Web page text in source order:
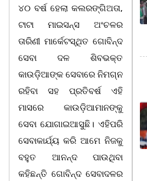
୪୦ ବର୍ଷ ହେଲା କଲରଙ୍ଗିଅତା,
ଟାଟା ମାଇସନ୍ସ ଅଂଚଳର
ତାରିଣୀ ମାର୍କେଟସ୍ଥିତ ଗୋବିନ୍ଦ
ସେବା ଦଳ ଶିବଭକ୍ତ
କାଉଡ଼ିଆଙ୍କ ସେବାରେ ନିମଗ୍ନ
ରହିବା ସହ ପ୍ରତିବର୍ଷ ଏହି
ମାସରେ କାଉଡ଼ିଆମାନଙ୍କୁ
ସେବା ଯୋଗାଇଆସୁଛି। ଏହିପରି
ସେବାକାର୍ଯ୍ୟ କରି ଆମେ ନିଜକୁ
ବହୁତ ଆନନ୍ଦ ପାଉଥିବା
କହିଛନ୍ତି ଗୋବିନ୍ଦ ସେବାଦଳର